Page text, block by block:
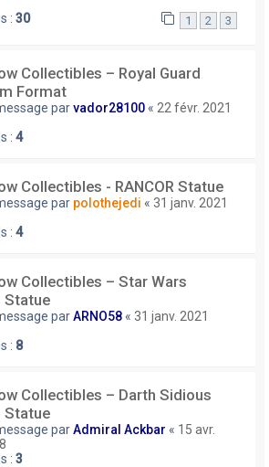
: 30 1 2 3
Collectibles – Royal Guard
Format
parvador28100 « 22 févr. 2021
: 4
Collectibles - RANCOR Statue
par polothejedi « 31 janv. 2021
: 4
Collectibles – Star Wars
Statue
parARNO58 « 31 janv. 2021
: 8
Collectibles – Darth Sidious
Statue
parAdmiral Ackbar « 15 avr.
: 3